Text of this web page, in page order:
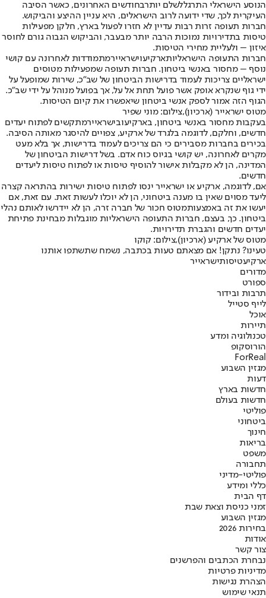
הנוסע הישראלי התרגללשלם יותרבחודשים האחרונים, כאשר הסיבה
העיקרית לכך, שדי ידועה לרוב הישראלים, היא עניין ההיצע והביקוש.
חברות תעופה זרות רבות עדיין לא חזרו לפעול בארץ, חלקן מפעילות
טיסות בתדירויות נמוכות הרבה יותר מבעבר, והביקוש הגבוה גורם לחוסר
איזון – ולעליית מחירי הטיסות.
חברות התעופה הישראליותארקיעוישראיירמתמודדות לאחרונה עם קושי
נוסף – מחסור באנשי ביטחון. חברות תעופה שמפעילות מטוסים
ישראליים צריכות לעמוד בדרישות הביטחון של שב"כ, שירות שמופעל על
ידי גוף שנקרא אופק אשר פועל תחת אל על, אך בפועל מנוהל על ידי שב"כ.
הגוף הזה אמור לספק אנשי ביטחון שיאפשרו את קיום הטיסות.
מטוס ישראייר (ארכיון),צילום: מוני שפיר
בעקבות מחסור באנשי ביטחון, בארקיעובישראיירמתקשים לפתוח יעדים
חדשים, וחלקם, לדוגמה בלגרד של ארקיע, צפויים להיסגר מאותה הסיבה.
בכירים בחברות מסבירים כי הם צריכים לעמוד בדרישות, אך בלא מעט
מקרים לאחרונה, יש קושי בגיוס כוח אדם. בשל דרישות הביטחון של
המדינה, הן לא מקבלות אישור להוסיף טיסות או לפתוח טיסות ליעדים
חדשים.
אם, לדוגמה, ארקיע או ישראייר ינסו לפתוח טיסות ישירות בהתראה קצרה
ליעד מסוים שאין בו מענה ביטחוני, הן לא יוכלו לעשות זאת. עם זאת, אם
יעשו את זה באמצעותמטוס חכור של חברה זרה, הן לא יידרשו לאותם נהלי
ביטחון. כך, בעצם, חברות התעופה הישראליות מוגבלות מבחינת פתיחת
יעדים חדשים והגברת תדירויות.
מטוס של ארקיע (ארכיון),צילום: קוקו
טעינו? נתקן! אם מצאתם טעות בכתבה, נשמח שתשתפו אותנו
ארקיעטיסותישראייר
מדורים
ספורט
תרבות ובידור
לייף סטייל
אוכל
תיירות
טכנולוגיה ומדע
הורוסקופ
ForReal
מגזין השבוע
דעות
חדשות בארץ
חדשות בעולם
פוליטי
ביטחוני
חינוך
בריאות
משפט
תחבורה
פוליטי-מדיני
כללי ומידע
דף הבית
זמני כניסת וצאת שבת
מגזין השבוע
בחירות 2026
אודות
צור קשר
נבחרת הכתבים והפרשנים
מדיניות פרטיות
הצהרת נגישות
תנאי שימוש